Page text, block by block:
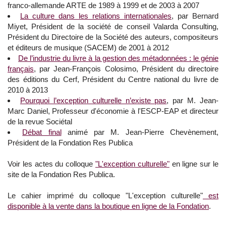
franco-allemande ARTE de 1989 à 1999 et de 2003 à 2007
La culture dans les relations internationales, par Bernard
Miyet, Président de la société de conseil Valarda Consulting,
Président du Directoire de la Société des auteurs, compositeurs
et éditeurs de musique (SACEM) de 2001 à 2012
De l’industrie du livre à la gestion des métadonnées : le génie
français, par Jean-François Colosimo, Président du directoire
des éditions du Cerf, Président du Centre national du livre de
2010 à 2013
Pourquoi l’exception culturelle n’existe pas, par M. Jean-
Marc Daniel, Professeur d'économie à l'ESCP-EAP et directeur
de la revue Sociétal
Débat finalanimé par M. Jean-Pierre Chevènement,
Président de la Fondation Res Publica
Voir les actes du colloque "L'exception culturelle"en ligne sur le
site de la Fondation Res Publica.
Le cahier imprimé du colloque "L'exception culturelle" est
disponible à la vente dans la boutique en ligne de la Fondation.